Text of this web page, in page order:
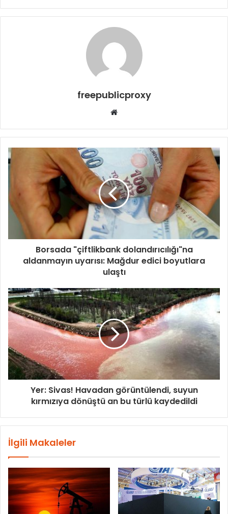
freepublicproxy
Web
Borsada "çiftlikbank dolandırıcılığı"na
aldanmayın uyarısı: Mağdur edici boyutlara
ulaştı
Yer: Sivas! Havadan görüntülendi, suyun
kırmızıya dönüştü an bu türlü kaydedildi
İlgili Makaleler